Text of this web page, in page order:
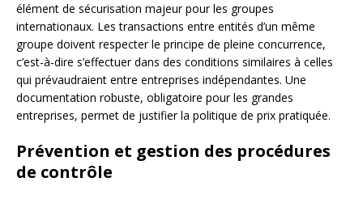
élément de sécurisation majeur pour les groupes
internationaux. Les transactions entre entités d’un même
groupe doivent respecter le principe de pleine concurrence,
c’est-à-dire s’effectuer dans des conditions similaires à celles
qui prévaudraient entre entreprises indépendantes. Une
documentation robuste, obligatoire pour les grandes
entreprises, permet de justifier la politique de prix pratiquée.
Prévention et gestion des procédures
de contrôle